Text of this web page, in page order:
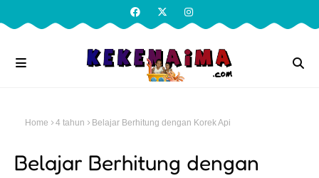
Home 4 tahun Belajar Berhitung dengan Korek Api
Belajar Berhitung dengan